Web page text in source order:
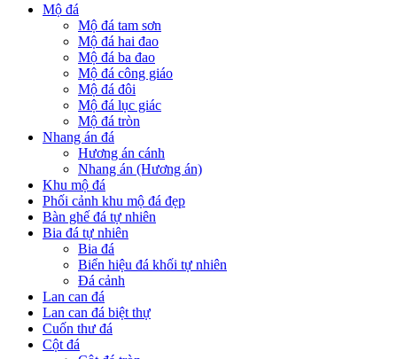
Mộ đá
Mộ đá tam sơn
Mộ đá hai đao
Mộ đá ba đao
Mộ đá công giáo
Mộ đá đôi
Mộ đá lục giác
Mộ đá tròn
Nhang án đá
Hương án cánh
Nhang án (Hương án)
Khu mộ đá
Phối cảnh khu mộ đá đẹp
Bàn ghế đá tự nhiên
Bia đá tự nhiên
Bia đá
Biển hiệu đá khối tự nhiên
Đá cảnh
Lan can đá
Lan can đá biệt thự
Cuốn thư đá
Cột đá